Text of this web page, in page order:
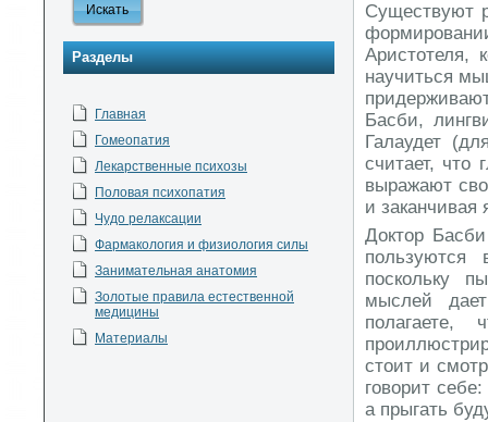
Разделы
Главная
Гомеопатия
Лекарственные психозы
Половая психопатия
Чудо релаксации
Фармакология и физиология силы
Занимательная анатомия
Золотые правила естественной
медицины
Материалы
Существуют
Аристотеля,
научиться
Басби,
Галаудет
считает,
выражают
и заканчивая
Доктор
поскольку
мыслей
стоит и
говорит
а прыгать